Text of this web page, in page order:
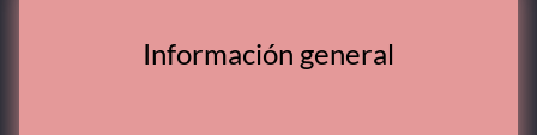
Información general